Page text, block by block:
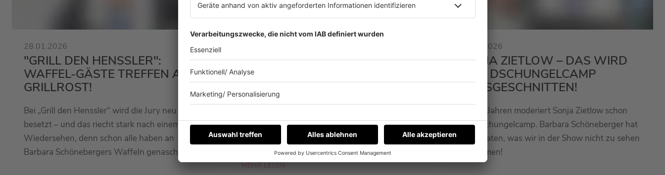
28.01.2026
"GRILL DEN HENSSLER":
WAFFEL-GÄSTE TREFFEN AUF
GRILLROST!
Bei „Grill den Henssler“ wird die Jury neu
besetzt – und das riecht stark nach einem
Wiedersehen, denn schon alle haben an
Barbara Schönebergers Waffeln genascht.
WAS KANN FYNN KLIEMANN
EIGENTLICH NICHT?
Fynn Kliemann war zu Gast bei Barbara
einer Frau“. Und ja, es geht auch um eine Sache,
die er nicht kann.
MEHR LESEN
23.01.2026
SONJA ZIETLOW – DAS WIRD
BEIM DSCHUNGELCAMP
RAUSGESCHNITTEN!
Seit 20 Jahren moderiert Sonja Zietlow schon
das Dschungelcamp. Barbara Schöneberger hat
sie verraten, was wir in der Show nicht zu sehen
bekommen!